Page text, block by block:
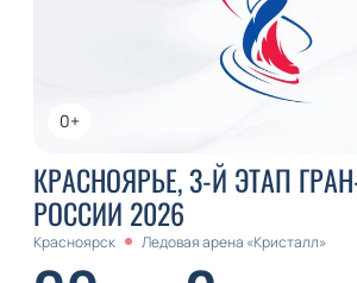
0+
КРАСНОЯРЬЕ, 3-Й ЭТАП
РОССИИ 2026
Красноярск Ледовая арена «Кристалл»